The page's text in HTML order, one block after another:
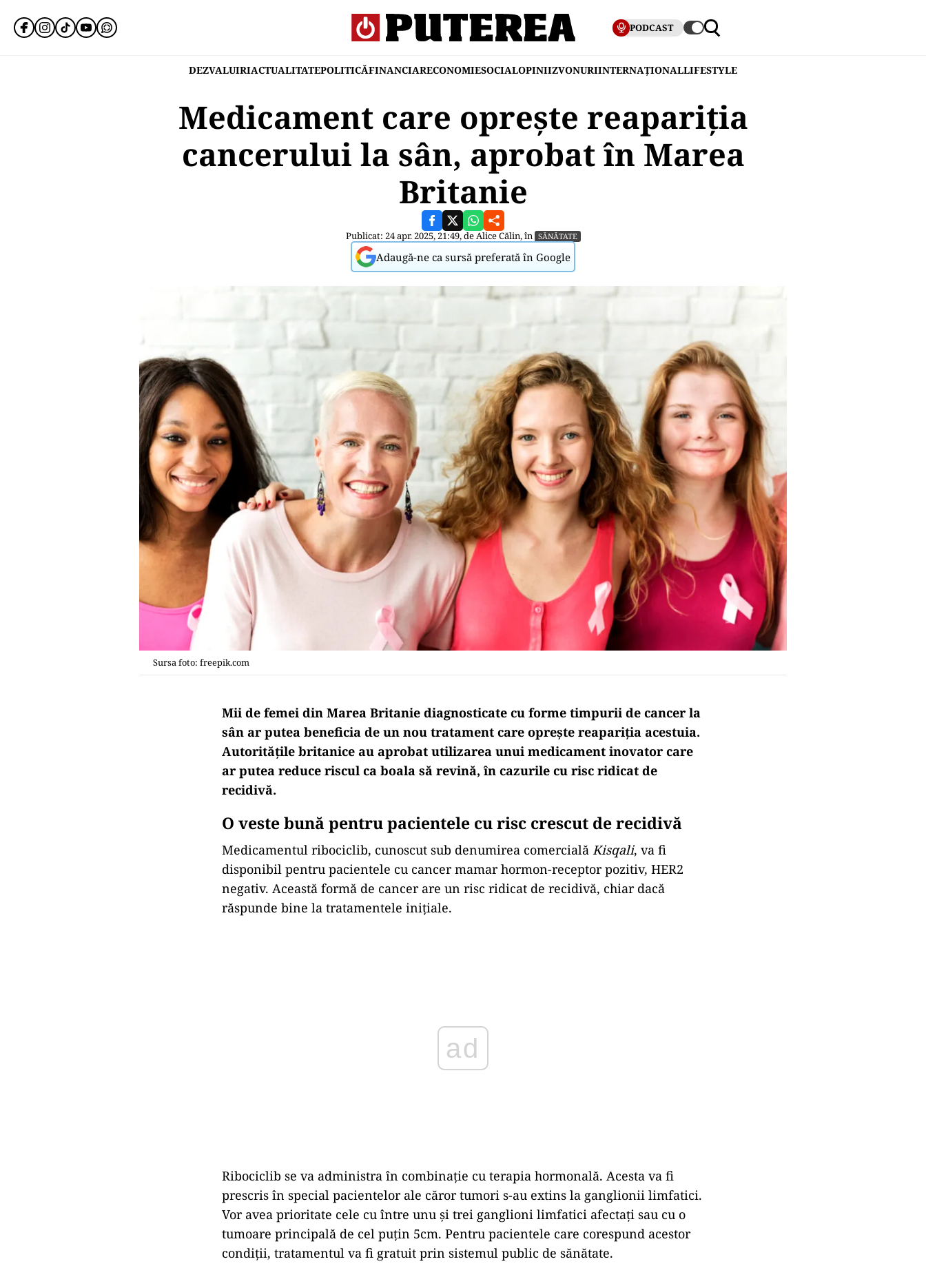
PODCAST
DEZVALUIRIACTUALITATEPOLITICĂFINANCIARECONOMIESOCIALOPINIIZVONURIINTERNAȚIONALLIFESTYLE
Medicament care oprește reapariția
cancerului la sân, aprobat în Marea
Britanie
Publicat: 24 apr. 2025, 21:49, deAlice Călin, în SĂNĂTATE
Adaugă-ne ca sursă preferată în Google
Sursa foto: freepik.com
Mii de femei din Marea Britanie diagnosticate cu forme timpurii de cancer la
sân ar putea beneficia de un nou tratament care oprește reapariția acestuia.
Autoritățile britanice au aprobat utilizarea unui medicament inovator care
ar putea reduce riscul ca boala să revină, în cazurile cu risc ridicat de
recidivă.
O veste bună pentru pacientele cu risc crescut de recidivă
Medicamentul ribociclib, cunoscut sub denumirea comercială Kisqali, va fi
disponibil pentru pacientele cu cancer mamar hormon-receptor pozitiv, HER2
negativ. Această formă de cancer are un risc ridicat de recidivă, chiar dacă
răspunde bine la tratamentele inițiale.
Ribociclib se va administra în combinație cu terapia hormonală. Acesta va fi
prescris în special pacientelor ale căror tumori s-au extins la ganglionii limfatici.
Vor avea prioritate cele cu între unu și trei ganglioni limfatici afectați sau cu o
tumoare principală de cel puțin 5cm. Pentru pacientele care corespund acestor
condiții, tratamentul va fi gratuit prin sistemul public de sănătate.